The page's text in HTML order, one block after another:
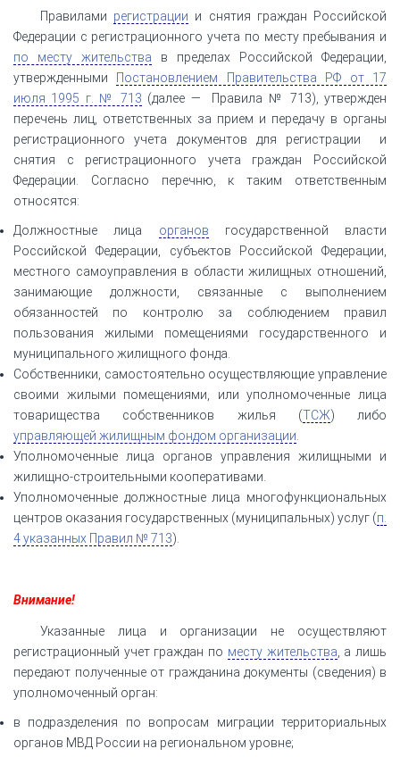
Правилами регистрации и снятия граждан Российской
Федерации с регистрационного учета по месту пребывания и
по месту жительства в пределах Российской Федерации,
утвержденными Постановлением Правительства РФ от 17
июля 1995 г. № 713 (далее — Правила № 713), утвержден
перечень лиц, ответственных за прием и передачу в органы
регистрационного учета документов для регистрации и
снятия с регистрационного учета граждан Российской
Федерации. Согласно перечню, к таким ответственным
относятся:
Должностные лица органов государственной власти
Российской Федерации, субъектов Российской Федерации,
местного самоуправления в области жилищных отношений,
занимающие должности, связанные с выполнением
обязанностей по контролю за соблюдением правил
пользования жилыми помещениями государственного и
муниципального жилищного фонда.
Собственники, самостоятельно осуществляющие управление
своими жилыми помещениями, или уполномоченные лица
товарищества собственников жилья (ТСЖ) либо
управляющей жилищным фондом организации
Уполномоченные лица органов управления жилищными и
жилищно-строительными кооперативами.
Уполномоченные должностные лица многофункциональных
центров оказания государственных (муниципальных) услуг (п.
4 указанных Правил № 713).
Внимание!
Указанные лица и организации не осуществляют
регистрационный учет граждан по месту жительства , а лишь
передают полученные от гражданина документы (сведения) в
уполномоченный орган:
в подразделения по вопросам миграции территориальных
органов МВД России на региональном уровне;